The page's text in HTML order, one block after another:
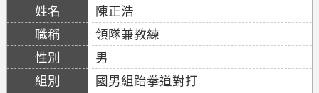
陳正浩
領隊兼教練
男
國男組跆拳道對打